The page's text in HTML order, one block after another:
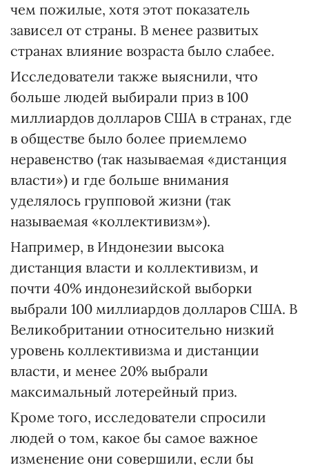
чем пожилые, хотя этот показатель
зависел от страны. В менее развитых
странах влияние возраста было слабее.
Исследователи также выяснили, что
больше людей выбирали приз в 100
миллиардов долларов США в странах, где
в обществе было более приемлемо
неравенство (так называемая «дистанция
власти») и где больше внимания
уделялось групповой жизни (так
называемая «коллективизм»).
Например, в Индонезии высока
дистанция власти и коллективизм, и
почти 40% индонезийской выборки
выбрали 100 миллиардов долларов США. В
Великобритании относительно низкий
уровень коллективизма и дистанции
власти, и менее 20% выбрали
максимальный лотерейный приз.
Кроме того, исследователи спросили
людей о том, какое бы самое важное
изменение они совершили, если бы